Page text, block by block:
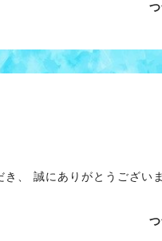
き、 誠にありがとうござ